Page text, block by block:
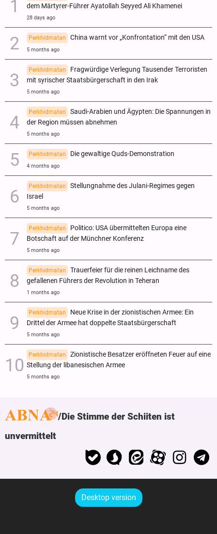
dem Märtyrer-Führer Ayatollah Seyyed Ali Khamenei
28 days ago
Perkhidmatan China warnt vor „Konfrontation“ mit den USA
5 months ago
Perkhidmatan
Fragwürdige Verlegung Tausender Terroristen
mit syrischer Staatsbürgerschaft in den Irak
5 months ago
Perkhidmatan
Saudi-Arabien und Ägypten: Die Spannungen in
der Region müssen abnehmen
5 months ago
Perkhidmatan Die gewaltige Quds-Demonstration
4 months ago
Perkhidmatan
Stellungnahme des Julani-Regimes gegen
Israel
5 months ago
Perkhidmatan
Politico: USA übermittelten Europa eine
Botschaft auf der Münchner Konferenz
5 months ago
Perkhidmatan
Trauerfeier für die reinen Leichname des
gefallenen Führers der Revolution in Teheran
1 months ago
Perkhidmatan
Neue Krise in der zionistischen Armee: Ein
Drittel der Armee hat doppelte Staatsbürgerschaft
5 months ago
Perkhidmatan
Zionistische Besatzer eröffneten Feuer auf eine
Stellung der libanesischen Armee
5 months ago
Die Stimme der Schiiten ist
unvermittelt
Desktop version